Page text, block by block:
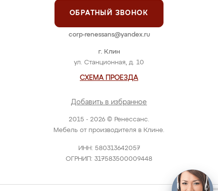
2015 - 2026 © Ренессанс.
Мебель от производителя в Клине.
ИНН: 580313642057
ОГРНИП: 317583500009448
г. Клин
ул. Станционная, д. 10
СХЕМА ПРОЕЗДА
Добавить в избранное
ОБРАТНЫЙ ЗВОНОК
corp-renessans@yandex.ru